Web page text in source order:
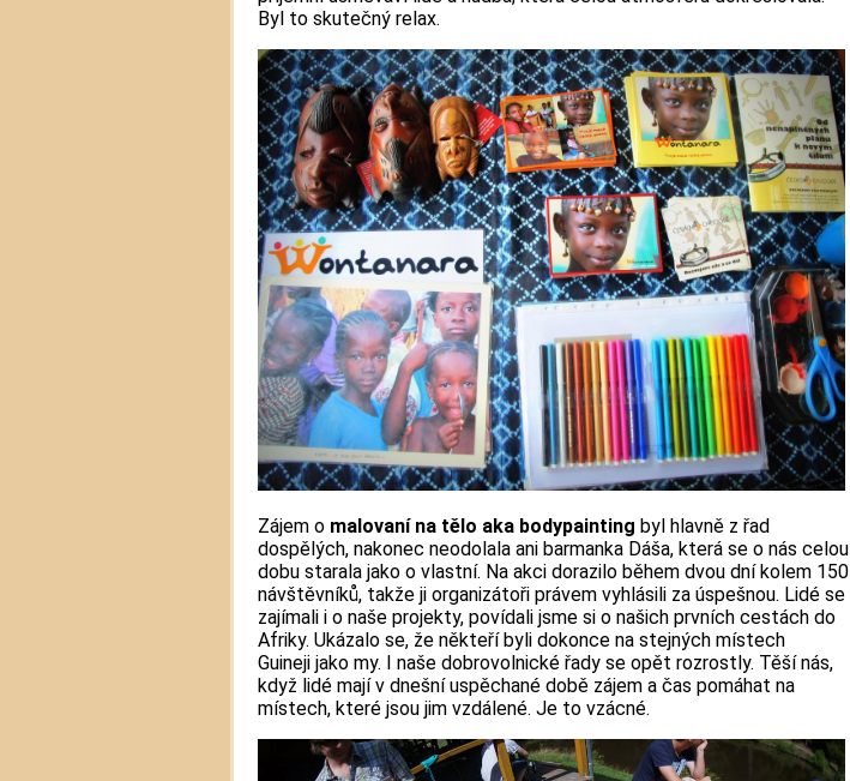
Byl to skutečný relax.
Zájem o malovaní na tělo aka bodypainting byl hlavně z řad
dospělých, nakonec neodolala ani barmanka Dáša, která se o nás celou
dobu starala jako o vlastní. Na akci dorazilo během dvou dní kolem 150
návštěvníků, takže ji organizátoři právem vyhlásili za úspešnou. Lidé se
zajímali i o naše projekty, povídali jsme si o našich prvních cestách do
Afriky. Ukázalo se, že někteří byli dokonce na stejných místech
Guineji jako my. I naše dobrovolnické řady se opět rozrostly. Těší nás,
když lidé mají v dnešní uspěchané době zájem a čas pomáhat na
místech, které jsou jim vzdálené. Je to vzácné.